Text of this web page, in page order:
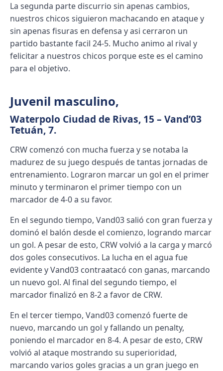
La segunda parte discurrio sin apenas cambios,
nuestros chicos siguieron machacando en ataque y
sin apenas fisuras en defensa y asi cerraron un
partido bastante facil 24-5. Mucho animo al rival y
felicitar a nuestros chicos porque este es el camino
para el objetivo.
Juvenil masculino,
Waterpolo Ciudad de Rivas, 15 – Vand’03
Tetuán, 7.
CRW comenzó con mucha fuerza y se notaba la
madurez de su juego después de tantas jornadas de
entrenamiento. Lograron marcar un gol en el primer
minuto y terminaron el primer tiempo con un
marcador de 4-0 a su favor.
En el segundo tiempo, Vand03 salió con gran fuerza y
dominó el balón desde el comienzo, logrando marcar
un gol. A pesar de esto, CRW volvió a la carga y marcó
dos goles consecutivos. La lucha en el agua fue
evidente y Vand03 contraatacó con ganas, marcando
un nuevo gol. Al final del segundo tiempo, el
marcador finalizó en 8-2 a favor de CRW.
En el tercer tiempo, Vand03 comenzó fuerte de
nuevo, marcando un gol y fallando un penalty,
poniendo el marcador en 8-4. A pesar de esto, CRW
volvió al ataque mostrando su superioridad,
marcando varios goles gracias a un gran juego en